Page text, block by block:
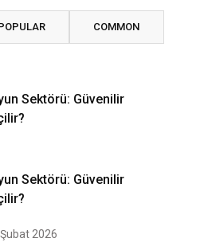
COMMON
Sektörü: Güvenilir
Sektörü: Güvenilir
2026